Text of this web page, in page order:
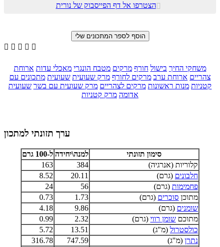
הצטרפו אל דף הפייסבוק של נורית
    
משחקי החיך בישול חורף מרקים מטבח הונגרי מאכלי עדות ארוחת
צהריים ארוחת ערב מרקים לחורף מרק שעועית שעועית מתכונים עם
קטניות מנות ראשונות מרקים לצהריים מרק שעועית עם בשר שעועית
אדומה מרק קטניות
ערך תזונתי למתכון
סימון תזונתי למנה\יחידה ל-100 גרם
קלוריות (אנרגיה)
384
163
חלבונים (גרם) 20.11
8.52
פחמימות (גרם) 56
24
מתוכן סוכרים (גרם) 1.73
0.73
שומנים (גרם) 9.86
4.18
מתוכם שומן רווי (גרם) 2.32
0.99
כולסטרול (מ"ג) 13.51
5.72
נתרן (מ"ג) 747.59
316.78